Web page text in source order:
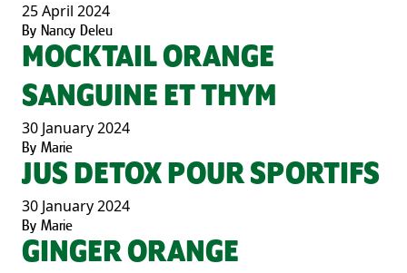
25 April 2024
By Nancy Deleu
MOCKTAIL ORANGE
SANGUINE ET THYM
30 January 2024
By Marie
JUS DETOX POUR SPORTIFS
30 January 2024
By Marie
GINGER ORANGE